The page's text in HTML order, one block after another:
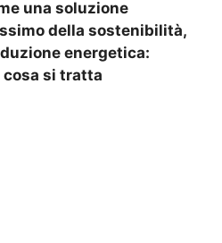
una soluzione
della sostenibilità,
energetica:
cosa si tratta